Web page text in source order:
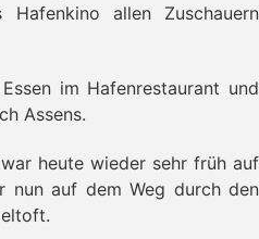
Hafenkino allen Zuschauern
im Hafenrestaurant und
Assens.
heute wieder sehr früh auf
nun auf dem Weg durch den